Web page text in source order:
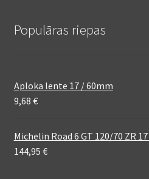
Populāras riepas
Aploka lente 17 / 60mm
9,68 €
Michelin Road 6 GT 120/70 ZR
144,95 €